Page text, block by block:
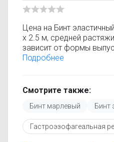
Цена на Бинт
х 2.5 м, средней
зависит от формы
каталоге представлены
средней растяжимости,
минимальной цене.
регулярно
только актуальные
Перед покупкой
Подробнее
Смотрите также:
Бинт марлевый Бинт
Гастроэзофагеальная